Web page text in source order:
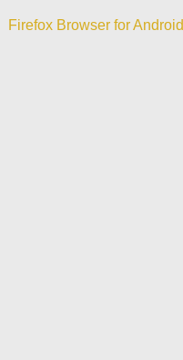
Firefox Browser for Android